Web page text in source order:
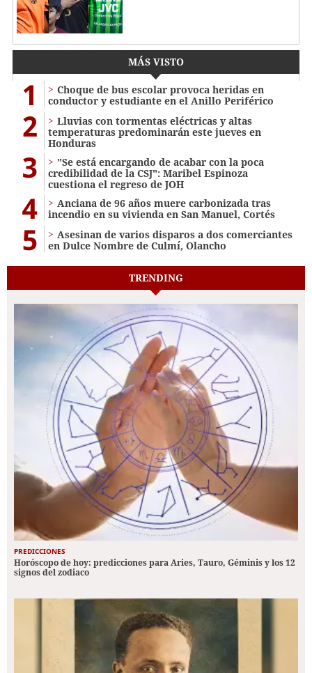
MÁS VISTO
1
Choque de bus escolar provoca heridas en
conductor y estudiante en el Anillo Periférico
2
Lluvias con tormentas eléctricas y altas
temperaturas predominarán este jueves en
Honduras
3
"Se está encargando de acabar con la poca
credibilidad de la CSJ": Maribel Espinoza
cuestiona el regreso de JOH
4
Anciana de 96 años muere carbonizada tras
incendio en su vivienda en San Manuel, Cortés
5
Asesinan de varios disparos a dos comerciantes
en Dulce Nombre de Culmí, Olancho
TRENDING
PREDICCIONES
Horóscopo de hoy: predicciones para Aries, Tauro, Géminis y los 12
signos del zodiaco